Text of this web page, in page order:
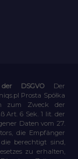
DSGVO
Der
Prosta Spółka
zum Zweck der
Art. 6 Sek. 1 lit. der
Daten vom 27.
die Empfänger
berechtigt sind,
zu erhalten,